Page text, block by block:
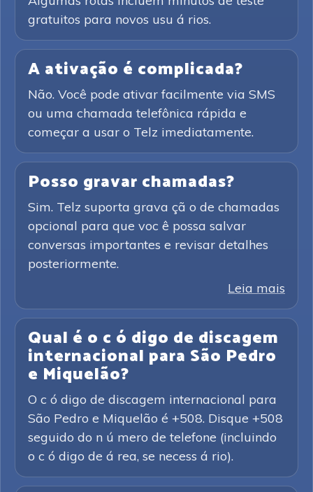
gratuitos para novos usu á rios.
A ativação é complicada?
Não. Você pode ativar facilmente via SMS
ou uma chamada telefônica rápida e
começar a usar o Telz imediatamente.
Posso gravar chamadas?
Sim. Telz suporta grava çã o de chamadas
opcional para que voc ê possa salvar
conversas importantes e revisar detalhes
posteriormente.
Leia mais
Qual é o c ó digo de discagem
internacional para São Pedro
e Miquelão?
O c ó digo de discagem internacional para
São Pedro e Miquelão é +508. Disque +508
seguido do n ú mero de telefone (incluindo
o c ó digo de á rea, se necess á rio).